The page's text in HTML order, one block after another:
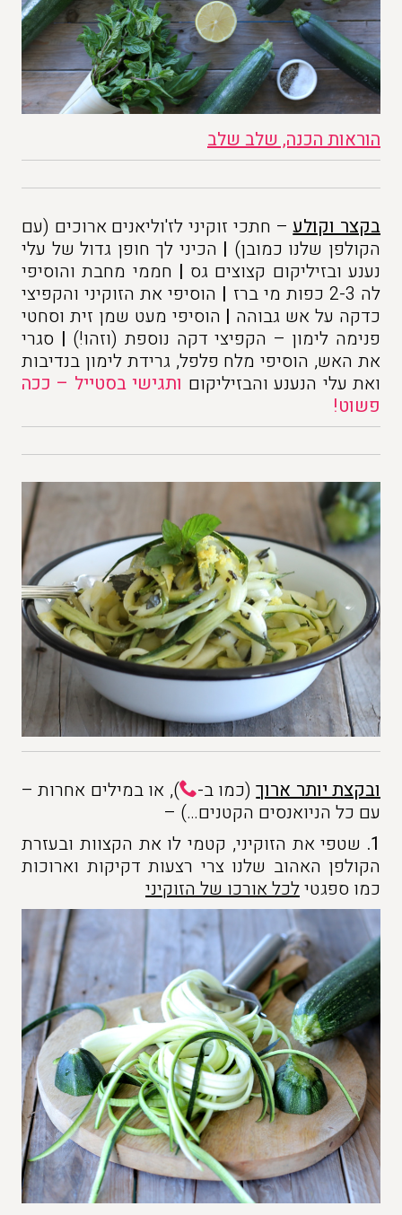
הוראות הכנה, שלב שלב
בקצר וקולע– חתכי זוקיני לז'וליאנים ארוכים (עם
הקולפן שלנו כמובן) | הכיני לך חופן גדול של עלי
נענע ובזיליקום קצוצים גס | חממי מחבת והוסיפי
לה 2-3 כפות מי ברז
| הוסיפי את הזוקיני והקפיצי
כדקה על אש גבוהה | הוסיפי מעט שמן זית וסחטי
פנימה לימון – הקפיצי דקה נוספת (וזהו!) | סגרי
את האש, הוסיפי מלח פלפל, גרידת לימון בנדיבות
ואת עלי הנענע והבזיליקום ותגישי בסטייל – ככה
פשוט!
ובקצת יותר ארוך(כמו ב-
), או במילים אחרות –
עם כל הניואנסים הקטנים…) –
1. שטפי את הזוקיני, קטמי לו את הקצוות ובעזרת
הקולפן האהוב שלנו צרי רצעות דקיקות וארוכות
כמו ספגטילכל אורכו של הזוקיני